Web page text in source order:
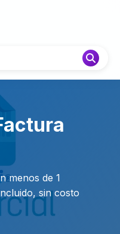
menos de 1
sin costo